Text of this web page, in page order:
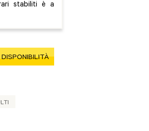
stabiliti è a
DISPONIBILITÀ